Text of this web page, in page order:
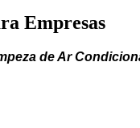
Empresas
de Ar